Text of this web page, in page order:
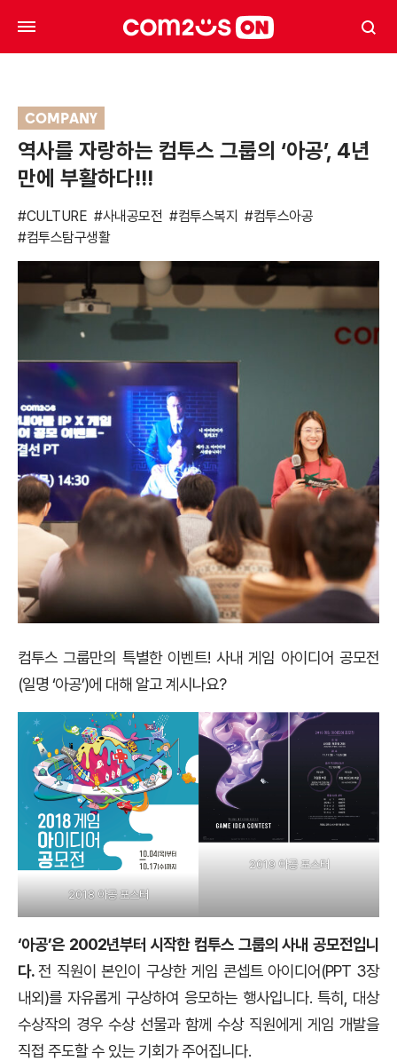
COMPANY
역사를 자랑하는 컴투스 그룹의 ‘아공’, 4년
만에 부활하다!!!
#CULTURE #사내공모전 #컴투스복지
#컴투스아공
#컴투스탐구생활
컴투스 그룹만의 특별한 이벤트! 사내 게임 아이디어 공모전
(일명 ‘아공’)에 대해 알고 계시나요?
2018 아공 포스터
2019 아공 포스터
‘아공’은 2002년부터 시작한 컴투스 그룹의 사내 공모전입니
다.전 직원이 본인이 구상한 게임 콘셉트 아이디어(PPT 3장
내외)를 자유롭게 구상하여 응모하는 행사입니다. 특히, 대상
수상작의 경우 수상 선물과 함께 수상 직원에게 게임 개발을
직접 주도할 수 있는 기회가 주어집니다.